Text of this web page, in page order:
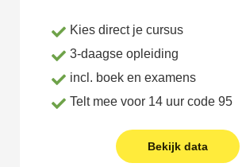
Kies direct je cursus
3-daagse opleiding
incl. boek en examens
Telt mee voor 14 uur code 95
Bekijk data